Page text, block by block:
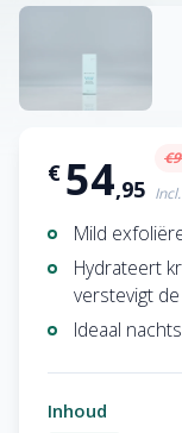
€ 54,95
Mild
Hydrateert
verstevigt
Ideaal
Inhoud